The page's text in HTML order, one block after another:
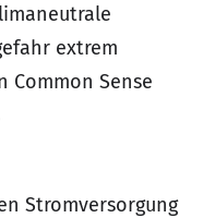
extrem
Common Sense
Stromversorgung